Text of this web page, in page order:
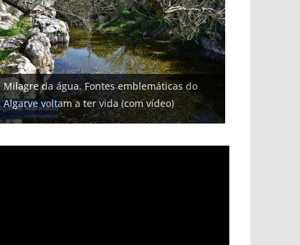
Milagre da água. Fontes emblemáticas do
Algarve voltam a ter vida (com vídeo)